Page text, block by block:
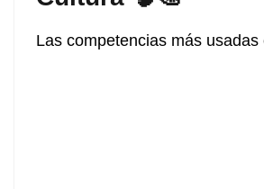
Las competencias más usadas